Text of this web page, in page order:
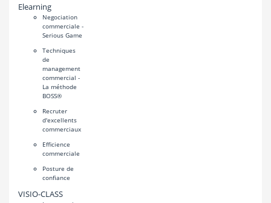
Elearning
Negociation
commerciale -
Serious Game
Techniques
de
management
commercial -
La méthode
BOSS®
Recruter
d'excellents
commerciaux
Efficience
commerciale
Posture de
confiance
VISIO-CLASS